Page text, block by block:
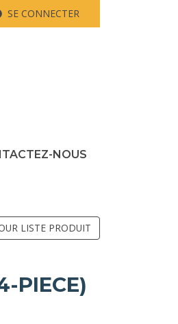
SE CONNECTER
NOUS
LISTE PRODUIT
PIECE)